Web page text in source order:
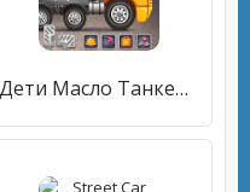
Дети Масло Танкер: Truck Игры